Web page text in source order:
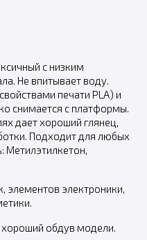
с низким
Не впитывает воду.
печати PLA) и
снимается с платформы.
дает хороший глянец,
Подходит для любых
Метилэтилкетон,
элементов электроники,
обдув модели.